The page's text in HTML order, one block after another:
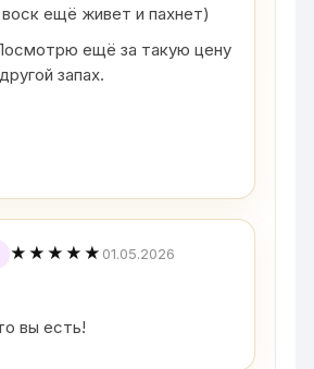
воск ещё живет и пахнет)
ещё за такую цену
запах.
★★★★★ 01.05.2026
вы есть!